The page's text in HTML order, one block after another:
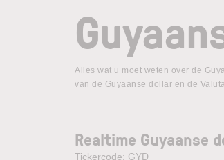
Alles wat u moet weten over de
van de Guyaanse dollar en de
Realtime Guyaanse
Tickercode: GYD